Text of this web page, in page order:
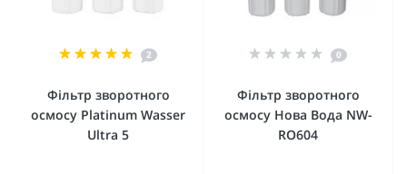
2
Фільтр зворотного
осмосу Platinum Wasser
Ultra 5
0
Фільтр зворотного
осмосу Нова Вода NW-
RO604